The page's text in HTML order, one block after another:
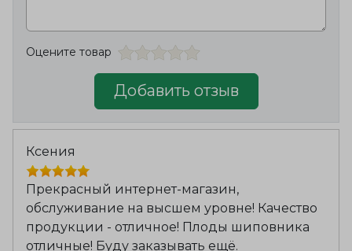
Оцените товар
Добавить отзыв
Ксения
Прекрасный интернет-магазин,
обслуживание на высшем уровне! Качество
продукции - отличное! Плоды шиповника
отличные! Буду заказывать ещё.